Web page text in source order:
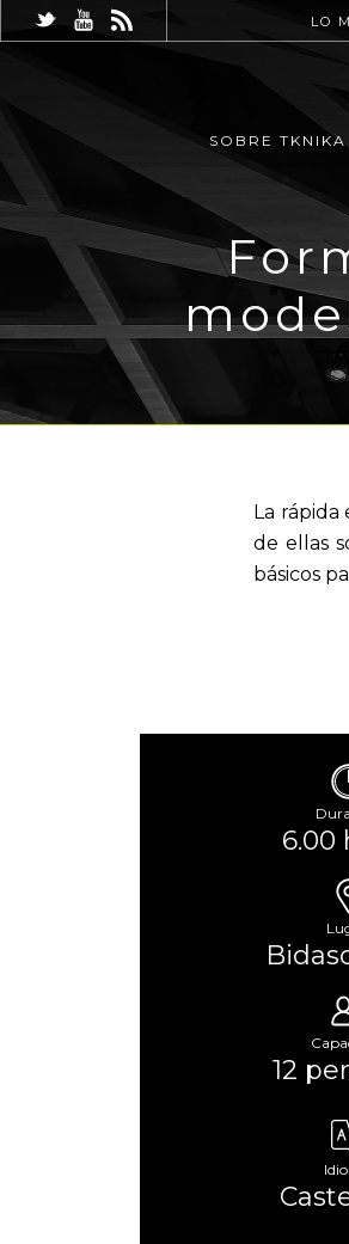
LO
SOBRE TKNIKA
La rápida
de ellas
básicos
6.00
12